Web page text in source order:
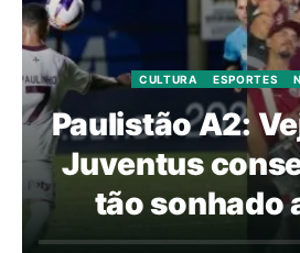
CULTURA ESPORTES
Paulistão A2:
Juventus
tão sonhado